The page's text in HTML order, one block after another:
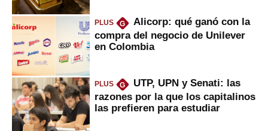
PLUS G
Alicorp: qué ganó con la
compra del negocio de Unilever
en Colombia
PLUS G
UTP, UPN y Senati: las
razones por la que los capitalinos
las prefieren para estudiar